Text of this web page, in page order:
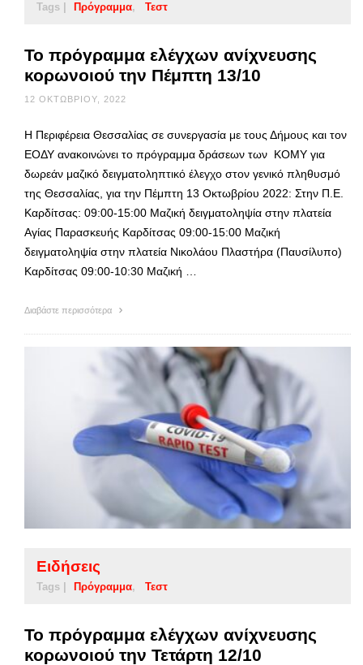
Tags | Πρόγραμμα Τεστ
Το πρόγραμμα ελέγχων ανίχνευσης
κορωνοιού την Πέμπτη 13/10
12 ΟΚΤΩΒΡΊΟΥ, 2022
Η Περιφέρεια Θεσσαλίας σε συνεργασία με τους Δήμους και τον
ΕΟΔΥ ανακοινώνει το πρόγραμμα δράσεων των ΚΟΜΥ για
δωρεάν μαζικό δειγματοληπτικό έλεγχο στον γενικό πληθυσμό
της Θεσσαλίας, για την Πέμπτη 13 Οκτωβρίου 2022: Στην Π.Ε.
Καρδίτσας: 09:00-15:00 Μαζική δειγματοληψία στην πλατεία
Αγίας Παρασκευής Καρδίτσας 09:00-15:00 Μαζική
δειγματοληψία στην πλατεία Νικολάου Πλαστήρα (Παυσίλυπο)
Καρδίτσας 09:00-10:30 Μαζική …
Διαβάστε περισσότερα
Ειδήσεις
Tags | Πρόγραμμα Τεστ
Το πρόγραμμα ελέγχων ανίχνευσης
κορωνοιού την Τετάρτη 12/10